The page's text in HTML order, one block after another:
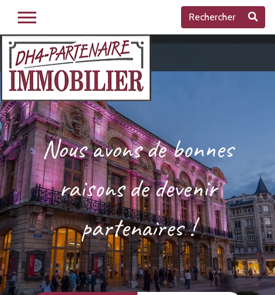
Nous avons de bonnes
raisons de devenir
partenaires !
Rechercher